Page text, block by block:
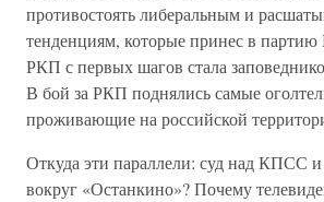
противостоять либеральным и
тенденциям, которые принес в партию
РКП с первых шагов стала
В бой за РКП поднялись самые
проживающие на российской
Откуда эти параллели: суд над КПСС и
вокруг «Останкино»? Почему